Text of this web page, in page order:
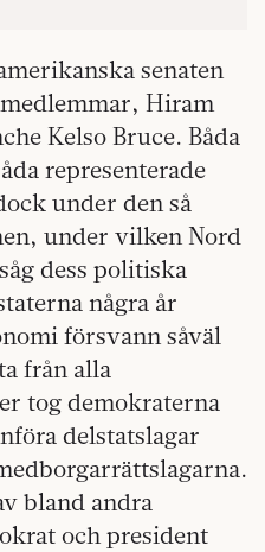
senaten
Hiram
Kelso Bruce. Båda
representerade
under den så
under vilken Nord
dess politiska
några år
försvann såväl
från alla
tog demokraterna
delstatslagar
bland andra
och president